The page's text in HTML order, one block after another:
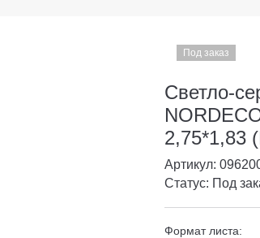
Под заказ
Светло-
2,75*1,83
Артикул:
Статус: Под
Формат листа: